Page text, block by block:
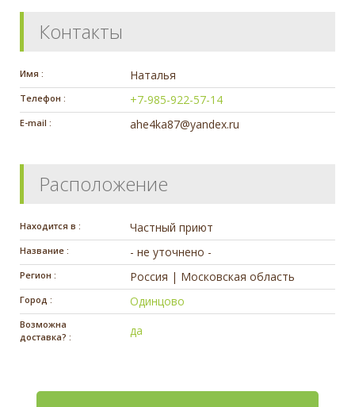
Контакты
Имя : Наталья
Телефон : +7-985-922-57-14
E-mail : ahe4ka87@yandex.ru
Расположение
Находится в : Частный приют
Название : - не уточнено -
Регион : Россия | Московская область
Город : Одинцово
Возможна
доставка? :
да